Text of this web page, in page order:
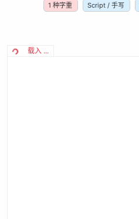
1 种字重 Script / 手写
载入 ...